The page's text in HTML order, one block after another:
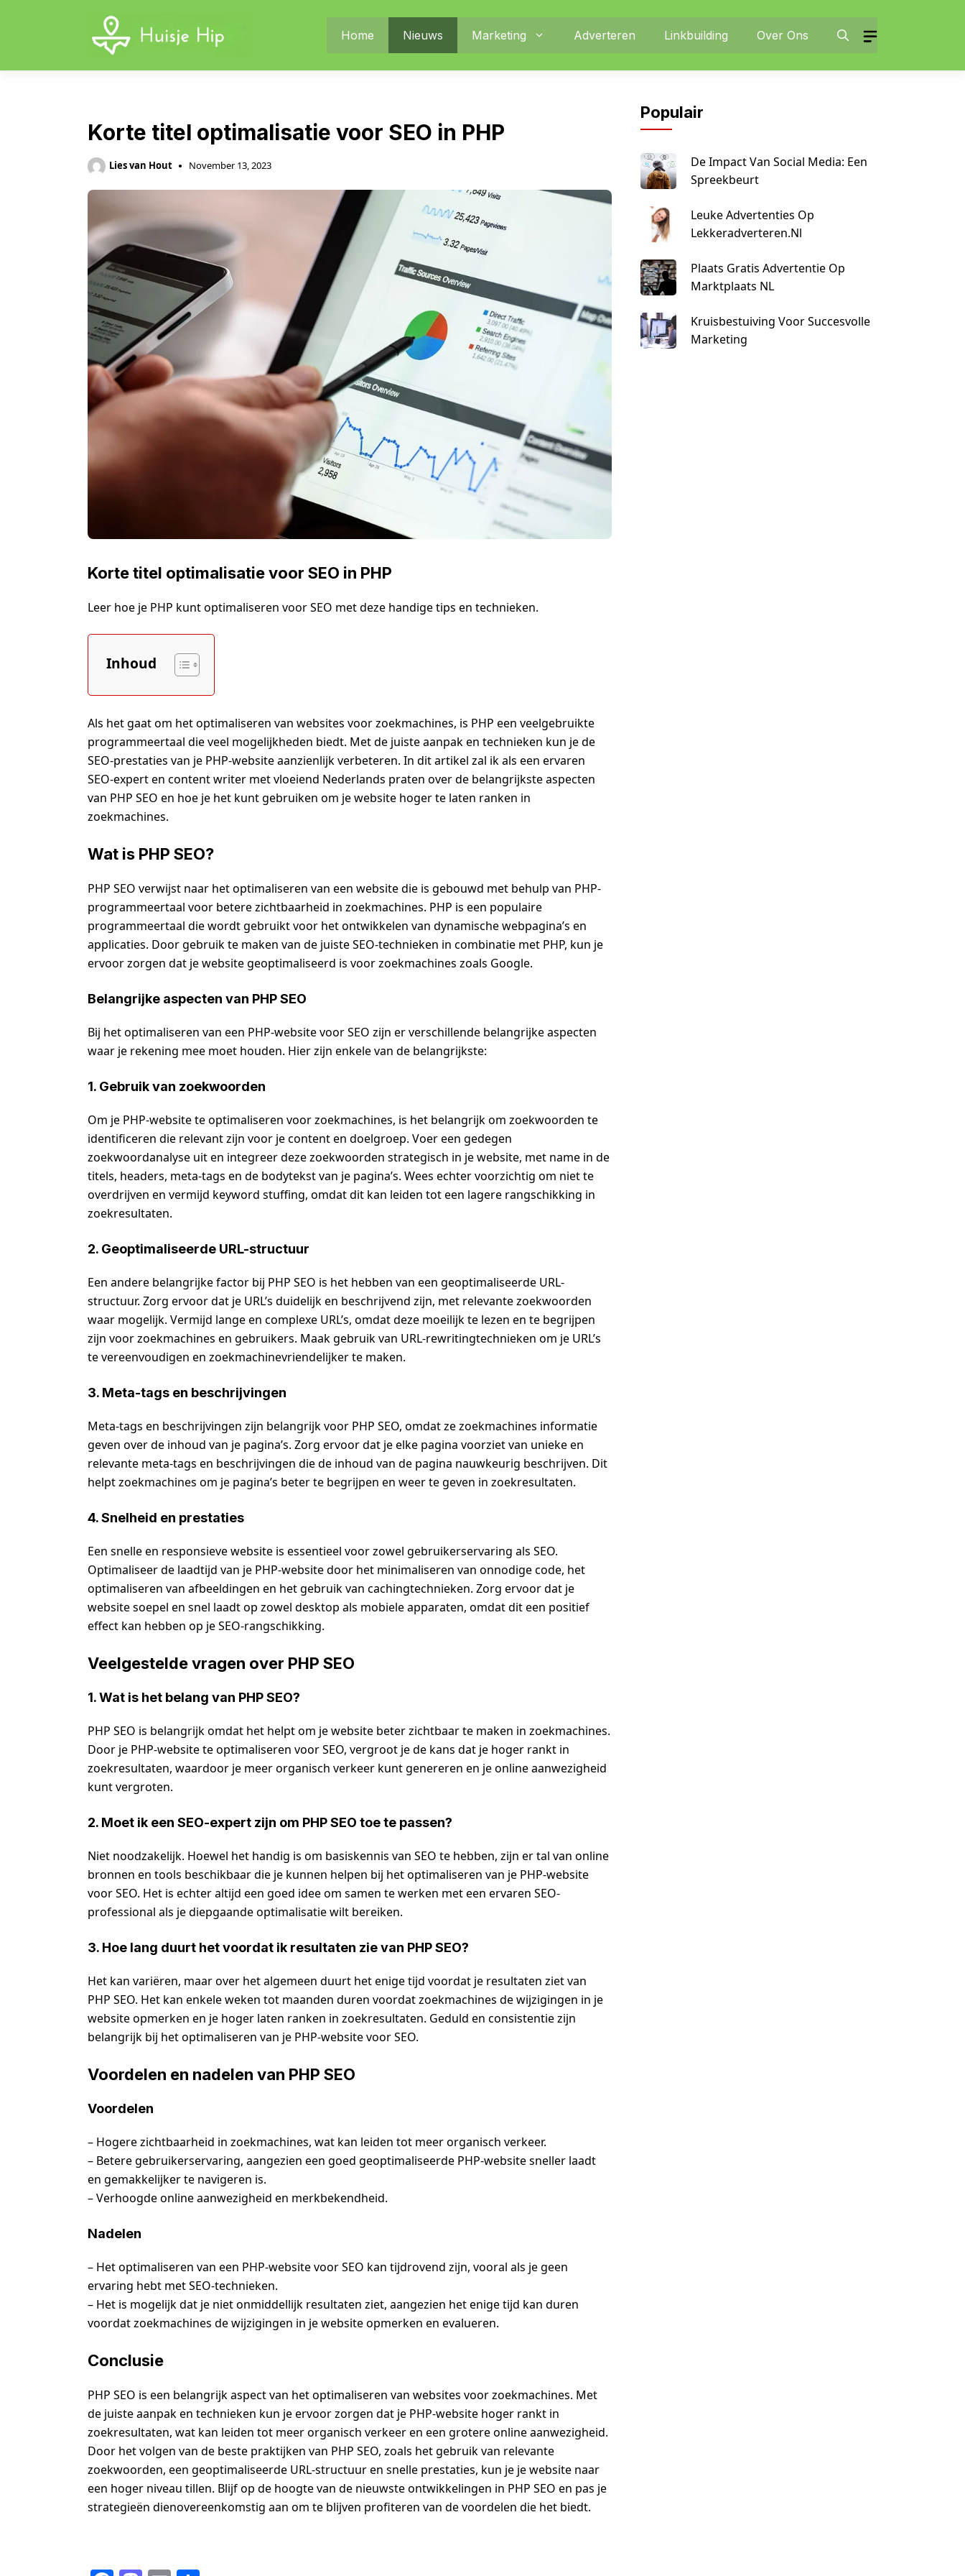
Home Nieuws Marketing Adverteren Linkbuilding Over Ons
Korte titel optimalisatie voor SEO in PHP
Lies van Hout November 13, 2023
Korte titel optimalisatie voor SEO in PHP
Leer hoe je PHP kunt optimaliseren voor SEO met deze handige tips en technieken.
Inhoud
Als het gaat om het optimaliseren van websites voor zoekmachines, is PHP een veelgebruikte
programmeertaal die veel mogelijkheden biedt. Met de juiste aanpak en technieken kun je de
SEO-prestaties van je PHP-website aanzienlijk verbeteren. In dit artikel zal ik als een ervaren
SEO-expert en content writer met vloeiend Nederlands praten over de belangrijkste aspecten
van PHP SEO en hoe je het kunt gebruiken om je website hoger te laten ranken in
zoekmachines.
Wat is PHP SEO?
PHP SEO verwijst naar het optimaliseren van een website die is gebouwd met behulp van PHP-
programmeertaal voor betere zichtbaarheid in zoekmachines. PHP is een populaire
programmeertaal die wordt gebruikt voor het ontwikkelen van dynamische webpagina’s en
applicaties. Door gebruik te maken van de juiste SEO-technieken in combinatie met PHP, kun je
ervoor zorgen dat je website geoptimaliseerd is voor zoekmachines zoals Google.
Belangrijke aspecten van PHP SEO
Bij het optimaliseren van een PHP-website voor SEO zijn er verschillende belangrijke aspecten
waar je rekening mee moet houden. Hier zijn enkele van de belangrijkste:
1. Gebruik van zoekwoorden
Om je PHP-website te optimaliseren voor zoekmachines, is het belangrijk om zoekwoorden te
identificeren die relevant zijn voor je content en doelgroep. Voer een gedegen
zoekwoordanalyse uit en integreer deze zoekwoorden strategisch in je website, met name in de
titels, headers, meta-tags en de bodytekst van je pagina’s. Wees echter voorzichtig om niet te
overdrijven en vermijd keyword stuffing, omdat dit kan leiden tot een lagere rangschikking in
zoekresultaten.
2. Geoptimaliseerde URL-structuur
Een andere belangrijke factor bij PHP SEO is het hebben van een geoptimaliseerde URL-
structuur. Zorg ervoor dat je URL’s duidelijk en beschrijvend zijn, met relevante zoekwoorden
waar mogelijk. Vermijd lange en complexe URL’s, omdat deze moeilijk te lezen en te begrijpen
zijn voor zoekmachines en gebruikers. Maak gebruik van URL-rewritingtechnieken om je URL’s
te vereenvoudigen en zoekmachinevriendelijker te maken.
3. Meta-tags en beschrijvingen
Meta-tags en beschrijvingen zijn belangrijk voor PHP SEO, omdat ze zoekmachines informatie
geven over de inhoud van je pagina’s. Zorg ervoor dat je elke pagina voorziet van unieke en
relevante meta-tags en beschrijvingen die de inhoud van de pagina nauwkeurig beschrijven. Dit
helpt zoekmachines om je pagina’s beter te begrijpen en weer te geven in zoekresultaten.
4. Snelheid en prestaties
Een snelle en responsieve website is essentieel voor zowel gebruikerservaring als SEO.
Optimaliseer de laadtijd van je PHP-website door het minimaliseren van onnodige code, het
optimaliseren van afbeeldingen en het gebruik van cachingtechnieken. Zorg ervoor dat je
website soepel en snel laadt op zowel desktop als mobiele apparaten, omdat dit een positief
effect kan hebben op je SEO-rangschikking.
Veelgestelde vragen over PHP SEO
1. Wat is het belang van PHP SEO?
PHP SEO is belangrijk omdat het helpt om je website beter zichtbaar te maken in zoekmachines.
Door je PHP-website te optimaliseren voor SEO, vergroot je de kans dat je hoger rankt in
zoekresultaten, waardoor je meer organisch verkeer kunt genereren en je online aanwezigheid
kunt vergroten.
2. Moet ik een SEO-expert zijn om PHP SEO toe te passen?
Niet noodzakelijk. Hoewel het handig is om basiskennis van SEO te hebben, zijn er tal van online
bronnen en tools beschikbaar die je kunnen helpen bij het optimaliseren van je PHP-website
voor SEO. Het is echter altijd een goed idee om samen te werken met een ervaren SEO-
professional als je diepgaande optimalisatie wilt bereiken.
3. Hoe lang duurt het voordat ik resultaten zie van PHP SEO?
Het kan variëren, maar over het algemeen duurt het enige tijd voordat je resultaten ziet van
PHP SEO. Het kan enkele weken tot maanden duren voordat zoekmachines de wijzigingen in je
website opmerken en je hoger laten ranken in zoekresultaten. Geduld en consistentie zijn
belangrijk bij het optimaliseren van je PHP-website voor SEO.
Voordelen en nadelen van PHP SEO
Voordelen
– Hogere zichtbaarheid in zoekmachines, wat kan leiden tot meer organisch verkeer.
– Betere gebruikerservaring, aangezien een goed geoptimaliseerde PHP-website sneller laadt
en gemakkelijker te navigeren is.
– Verhoogde online aanwezigheid en merkbekendheid.
Nadelen
– Het optimaliseren van een PHP-website voor SEO kan tijdrovend zijn, vooral als je geen
ervaring hebt met SEO-technieken.
– Het is mogelijk dat je niet onmiddellijk resultaten ziet, aangezien het enige tijd kan duren
voordat zoekmachines de wijzigingen in je website opmerken en evalueren.
Conclusie
PHP SEO is een belangrijk aspect van het optimaliseren van websites voor zoekmachines. Met
de juiste aanpak en technieken kun je ervoor zorgen dat je PHP-website hoger rankt in
zoekresultaten, wat kan leiden tot meer organisch verkeer en een grotere online aanwezigheid.
Door het volgen van de beste praktijken van PHP SEO, zoals het gebruik van relevante
zoekwoorden, een geoptimaliseerde URL-structuur en snelle prestaties, kun je je website naar
een hoger niveau tillen. Blijf op de hoogte van de nieuwste ontwikkelingen in PHP SEO en pas je
strategieën dienovereenkomstig aan om te blijven profiteren van de voordelen die het biedt.
Populair
De Impact Van Social Media: Een
Spreekbeurt
Leuke Advertenties Op
Lekkeradverteren.nl
Plaats Gratis Advertentie Op
Marktplaats NL
Kruisbestuiving Voor Succesvolle
Marketing